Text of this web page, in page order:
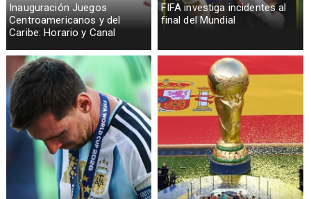
Inauguración Juegos
Centroamericanos y del
Caribe: Horario y Canal
FIFA investiga incidentes al
final del Mundial